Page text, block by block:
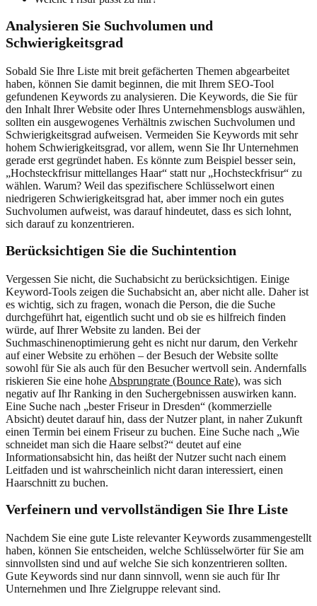
Analysieren Sie Suchvolumen und
Schwierigkeitsgrad
Sobald Sie Ihre Liste mit breit gefächerten Themen abgearbeitet
haben, können Sie damit beginnen, die mit Ihrem SEO-Tool
gefundenen Keywords zu analysieren. Die Keywords, die Sie für
den Inhalt Ihrer Website oder Ihres Unternehmensblogs auswählen,
sollten ein ausgewogenes Verhältnis zwischen Suchvolumen und
Schwierigkeitsgrad aufweisen. Vermeiden Sie Keywords mit sehr
hohem Schwierigkeitsgrad, vor allem, wenn Sie Ihr Unternehmen
gerade erst gegründet haben. Es könnte zum Beispiel besser sein,
„Hochsteckfrisur mittellanges Haar“ statt nur „Hochsteckfrisur“ zu
wählen. Warum? Weil das spezifischere Schlüsselwort einen
niedrigeren Schwierigkeitsgrad hat, aber immer noch ein gutes
Suchvolumen aufweist, was darauf hindeutet, dass es sich lohnt,
sich darauf zu konzentrieren.
Berücksichtigen Sie die Suchintention
Vergessen Sie nicht, die Suchabsicht zu berücksichtigen. Einige
Keyword-Tools zeigen die Suchabsicht an, aber nicht alle. Daher ist
es wichtig, sich zu fragen, wonach die Person, die die Suche
durchgeführt hat, eigentlich sucht und ob sie es hilfreich finden
würde, auf Ihrer Website zu landen. Bei der
Suchmaschinenoptimierung geht es nicht nur darum, den Verkehr
auf einer Website zu erhöhen – der Besuch der Website sollte
sowohl für Sie als auch für den Besucher wertvoll sein. Andernfalls
riskieren Sie eine hohe Absprungrate (Bounce Rate), was sich
negativ auf Ihr Ranking in den Suchergebnissen auswirken kann.
Eine Suche nach „bester Friseur in Dresden“ (kommerzielle
Absicht) deutet darauf hin, dass der Nutzer plant, in naher Zukunft
einen Termin bei einem Friseur zu buchen. Eine Suche nach „Wie
schneidet man sich die Haare selbst?“ deutet auf eine
Informationsabsicht hin, das heißt der Nutzer sucht nach einem
Leitfaden und ist wahrscheinlich nicht daran interessiert, einen
Haarschnitt zu buchen.
Verfeinern und vervollständigen Sie Ihre Liste
Nachdem Sie eine gute Liste relevanter Keywords zusammengestellt
haben, können Sie entscheiden, welche Schlüsselwörter für Sie am
sinnvollsten sind und auf welche Sie sich konzentrieren sollten.
Gute Keywords sind nur dann sinnvoll, wenn sie auch für Ihr
Unternehmen und Ihre Zielgruppe relevant sind.